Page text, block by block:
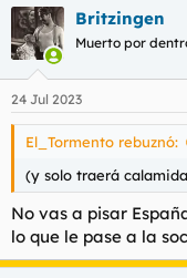
Britzingen
Muerto por
24 Jul 2023
El_Tormento rebuznó:
(y solo traerá
No vas a pisar
lo que le pase a la